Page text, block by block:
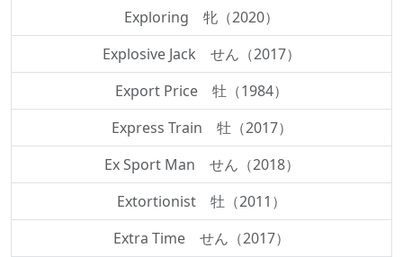
Exploring 牝（2020）
Explosive Jack せん（2017）
Export Price 牡（1984）
Express Train 牡（2017）
Ex Sport Man せん（2018）
Extortionist 牡（2011）
Extra Time せん（2017）